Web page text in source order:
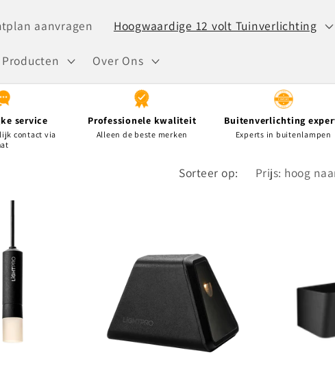
aanvragen Hoogwaardige 12 volt Tuinverlichting
Over Ons
service
contact via
Professionele kwaliteit
Alleen de beste merken
Buitenverlichting
Experts in buitenlampen
Sorteer op: